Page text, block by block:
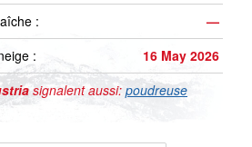
:
—
:
16 May 2026
signalent aussi: poudreuse